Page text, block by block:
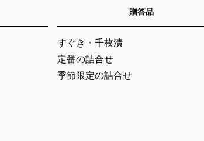
贈答品
すぐき・千枚漬
定番の詰合せ
季節限定の詰合せ